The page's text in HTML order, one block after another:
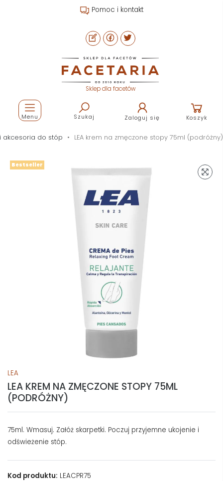
Pomoc i kontakt
Sklep dla facetów
Szukaj Zaloguj się Koszyk
Menu
akcesoria do stóp LEA krem na zmęczone stopy 75ml (podróżny)
Bestseller
LEA
LEA KREM NA ZMĘCZONE STOPY 75ML
(PODRÓŻNY)
75ml. Wmasuj. Załóż skarpetki. Poczuj przyjemne ukojenie i
odświeżenie stóp.
Kod produktu: LEACPR75